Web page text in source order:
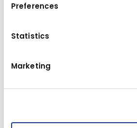
Preferences
Statistics
Marketing